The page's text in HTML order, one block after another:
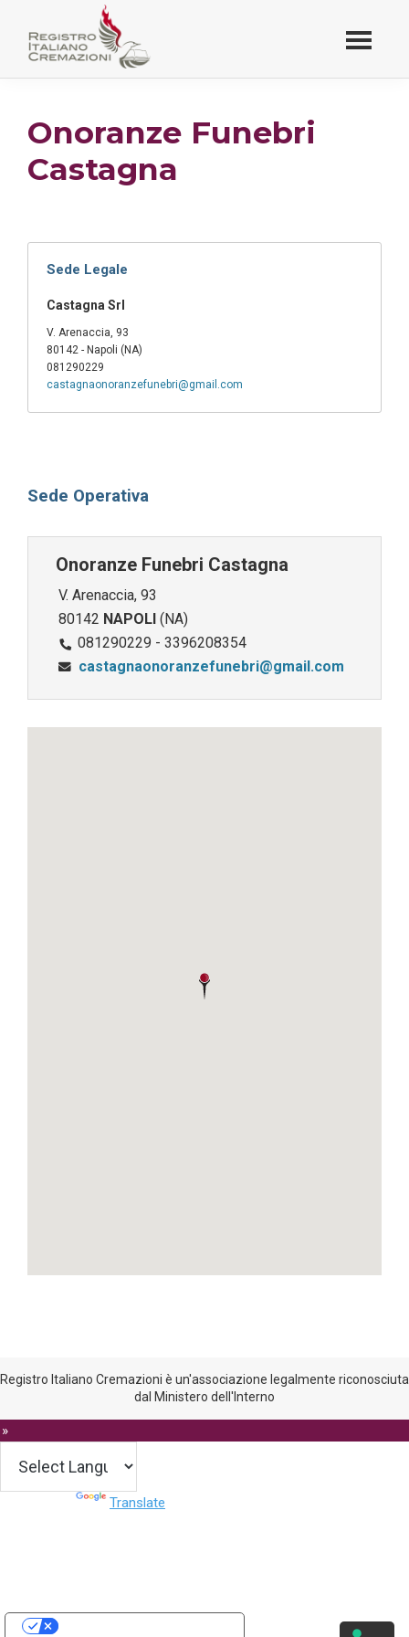
contenuto
principaleRegistro Italiano
Onoranze Funebri
Castagna
Sede Legale
Castagna Srl
V. Arenaccia, 93
80142 - Napoli (NA)
081290229
castagnaonoranzefunebri@gmail.com
Sede Operativa
Onoranze Funebri Castagna
V. Arenaccia, 93
80142 NAPOLI (NA)
081290229 - 3396208354
castagnaonoranzefunebri@gmail.com
Registro Italiano Cremazioni è un'associazione legalmente riconosciuta
dal Ministero dell'Interno
Translate